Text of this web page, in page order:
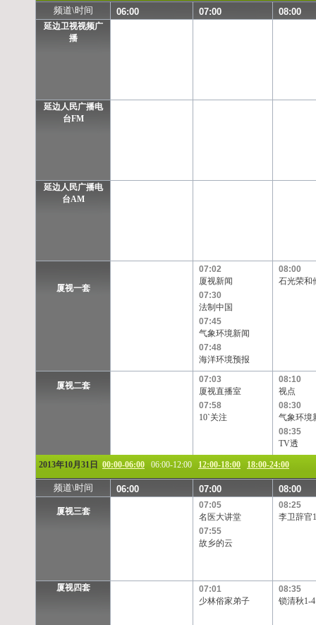
频道\时间 06:00 07:00 08:00
延边卫视视频广
播
延边人民广播电
台FM
延边人民广播电
台AM
厦视一套
07:02
厦视新闻
07:30
法制中国
07:45
气象环境新闻
07:48
海洋环境预报
08:00
石光荣和
厦视二套
07:03
厦视直播室
07:58
10`关注
08:10
视点
08:30
气象环境
08:35
TV透
2013年10月31日 00:00-06:00 06:00-12:00 12:00-18:00 18:00-24:00
频道\时间 06:00 07:00 08:00
厦视三套
07:05
名医大讲堂
07:55
故乡的云
08:25
李卫辞官
厦视四套
07:01
少林俗家弟子
08:35
锁清秋1-4